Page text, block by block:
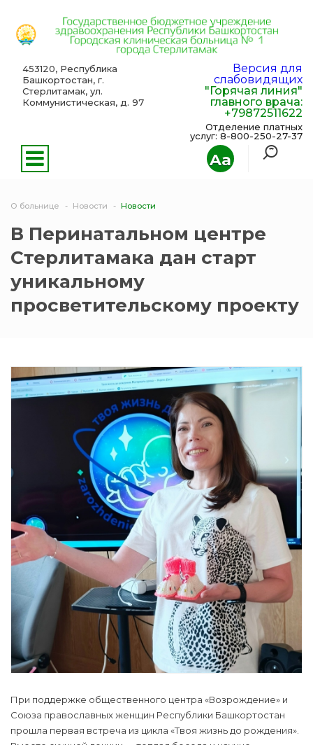
Aa
453120, Республика
Башкортостан, г.
Стерлитамак, ул.
Коммунистическая, д. 97
Версия для
слабовидящих
"Горячая линия"
главного врача:
+79872511622
Отделение платных
услуг: 8-800-250-27-37
О больнице Новости Новости
В Перинатальном центре
Стерлитамака дан старт
уникальному
просветительскому проекту
При поддержке общественного центра «Возрождение» и
Союза православных женщин Республики Башкортостан
прошла первая встреча из цикла «Твоя жизнь до рождения».